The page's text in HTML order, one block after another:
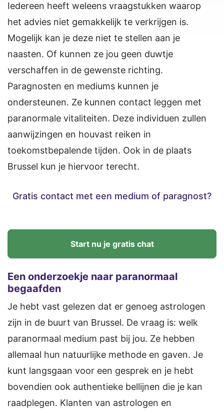
Iedereen heeft weleens vraagstukken waarop
het advies niet gemakkelijk te verkrijgen is.
Mogelijk kan je deze niet te stellen aan je
naasten. Of kunnen ze jou geen duwtje
verschaffen in de gewenste richting.
Paragnosten en mediums kunnen je
ondersteunen. Ze kunnen contact leggen met
paranormale vitaliteiten. Deze individuen zullen
aanwijzingen en houvast reiken in
toekomstbepalende tijden. Ook in de plaats
Brussel kun je hiervoor terecht.
Gratis contact met een medium of paragnost?
Start nu je gratis chat
Een onderzoekje naar paranormaal
begaafden
Je hebt vast gelezen dat er genoeg astrologen
zijn in de buurt van Brussel. De vraag is: welk
paranormaal medium past bij jou. Ze hebben
allemaal hun natuurlijke methode en gaven. Je
kunt langsgaan voor een gesprek en je hebt
bovendien ook authentieke bellijnen die je kan
raadplegen. Klanten van astrologen en